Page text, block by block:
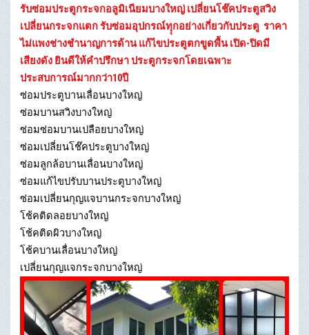
รับซ่อมประตูกระจกอลูมิเนียมบางใหญ่ เปลี่ยนโช๊คประตูสวิง
เปลี่ยนกระจกแตก รับซ่อมอุปกรณ์ทุุกอย่างเกี่ยวกับประตู ราคา
ไม่แพงช่างชำนาญการด้าน แก้ไขประตูตกขูดพื้น เปิด-ปิดมี
เสียงดัง ยินดีให้คำปรึกษา ประตูกระจกโดยเฉพาะ
ประสบการณ์มากกว่า10ปี
ซ่อมประตูบานเลื่อนบางใหญ่
ซ่อมบานสวิงบางใหญ่
ซ่อมซ่อมบานเปลือยบางใหญ่
ซ่อมเปลี่ยนโช๊คประตูบางใหญ่
ซ่อมลูกล้อบานเลื่อนบางใหญ่
ซ่อมแก้ไขปรับบานประตูบางใหญ่
ซ่อมเปลี่ยนกุญแจบานกระจกบางใหญ่
โช้คติดลอยบางใหญ่
โช้คติดผิวบางใหญ่
โช้คบานเลื่อนบางใหญ่
เปลี่ยนกุญแจกระจกบางใหญ่